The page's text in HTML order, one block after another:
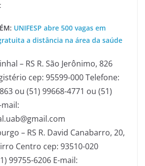
UNIFESP abre 500 vagas em
a distância na área da saúde
– RS R. São Jerônimo, 826
cep: 95599-000 Telefone:
ou (51) 99668-4771 ou (51)
mail:
– RS R. David Canabarro, 20,
Centro cep: 93510-020
99755-6206 E-mail: